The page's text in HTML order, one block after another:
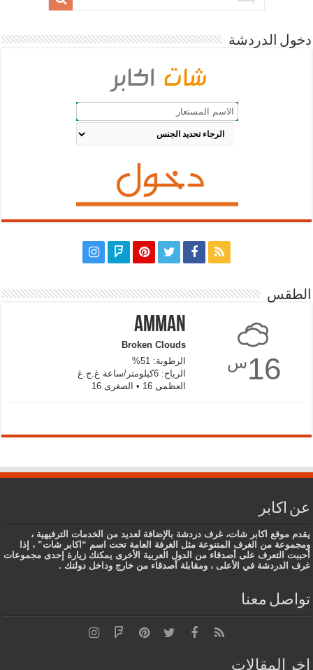
دخول الدردشة
الطقس
16س
Amman
Broken Clouds
الرطوبة: 51%
الرياح: 6كيلومتر/ساعة غ.ج.غ
العظمى 16 • الصغرى 16
عن اكابر
يقدم موقع اكابر شات، غرف دردشة بالإضافة لعديد من الخدمات الترفيهية ،
ومجموعة من الغرف المتنوعة مثل الغرفة العامة تحت اسم “اكابر شات” ، إذا
أحببت التعرف على أصدقاء من الدول العربية الأخرى يمكنك زيارة إحدى مجموعات
غرف الدردشة في الأعلى ، ومقابلة أصدقاء من خارج وداخل دولتك .
تواصل معنا
اخر المقالات